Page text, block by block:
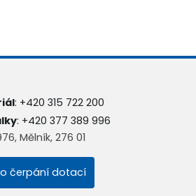
: +420 315 722 200
: +420 377 389 996
Mělník, 276 01
čerpání dotací